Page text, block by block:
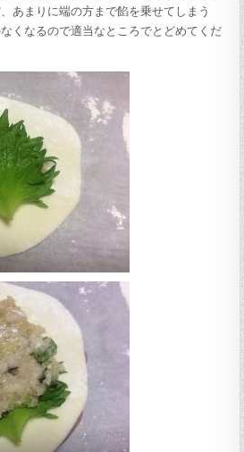
あまりに端の方まで餡を乗せてしまう
くなるので適当なところでとどめてくだ